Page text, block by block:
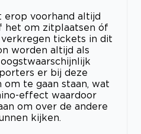
erop voorhand altijd
het om zitplaatsen óf
tickets in dit
worden altijd als
er bij deze
te gaan staan, wat
effect waardoor
om over de andere
kijken.